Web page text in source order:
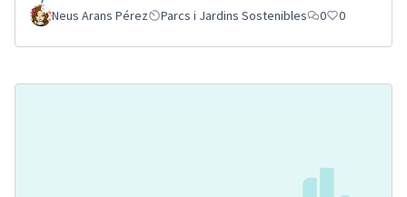
Neus Arans Pérez Parcs i Jardins Sostenibles 0 0